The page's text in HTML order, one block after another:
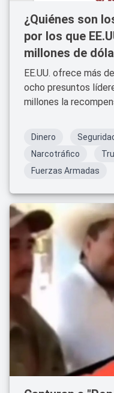
¿Quiénes son
por los que
millones de
EE.UU. ofrece más
ocho presuntos
millones la
Dinero
Narcotráfico
Fuerzas Armadas